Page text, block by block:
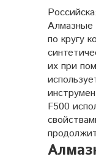
Алмазные
по кругу
их при
F500